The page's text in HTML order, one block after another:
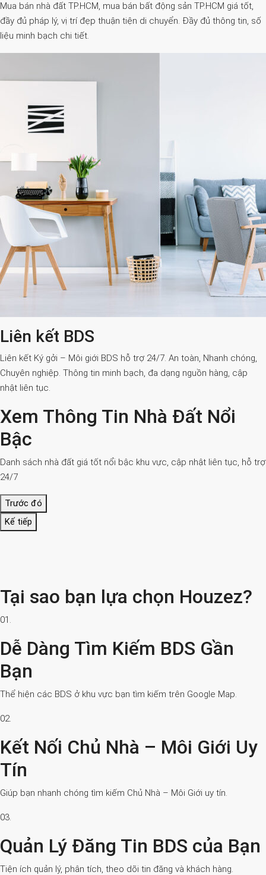
Mua bán nhà đất TP.HCM, mua bán bất động sản TP.HCM giá tốt,
đầy đủ pháp lý, vị trí đẹp thuận tiện di chuyển. Đầy đủ thông tin, số
liệu minh bạch chi tiết.
Liên kết BDS
Liên kết Ký gởi – Môi giới BDS hỗ trợ 24/7. An toàn, Nhanh chóng,
Chuyên nghiệp. Thông tin minh bạch, đa dạng nguồn hàng, cập
nhật liên tục.
Xem Thông Tin Nhà Đất Nổi
Bậc
Danh sách nhà đất giá tốt nổi bậc khu vực, cập nhật liên tục, hỗ trợ
24/7
Trước đó
Kế tiếp
Tại sao bạn lựa chọn Houzez?
01.
Dễ Dàng Tìm Kiếm BDS Gần
Bạn
Thể hiện các BDS ở khu vực bạn tìm kiếm trên Google Map.
02.
Kết Nối Chủ Nhà – Môi Giới Uy
Tín
Giúp bạn nhanh chóng tìm kiếm Chủ Nhà – Môi Giới uy tín.
03.
Quản Lý Đăng Tin BDS của Bạn
Tiện ích quản lý, phân tích, theo dõi tin đăng và khách hàng.